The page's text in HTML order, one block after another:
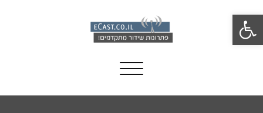
פתח סרגל נגישות
Toggle navigation